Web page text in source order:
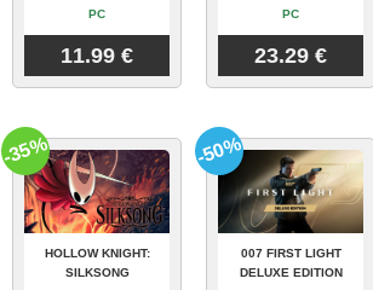
PC
11.99 €
PC
23.29 €
HOLLOW KNIGHT:
SILKSONG
-35%
007 FIRST LIGHT
DELUXE EDITION
-50%